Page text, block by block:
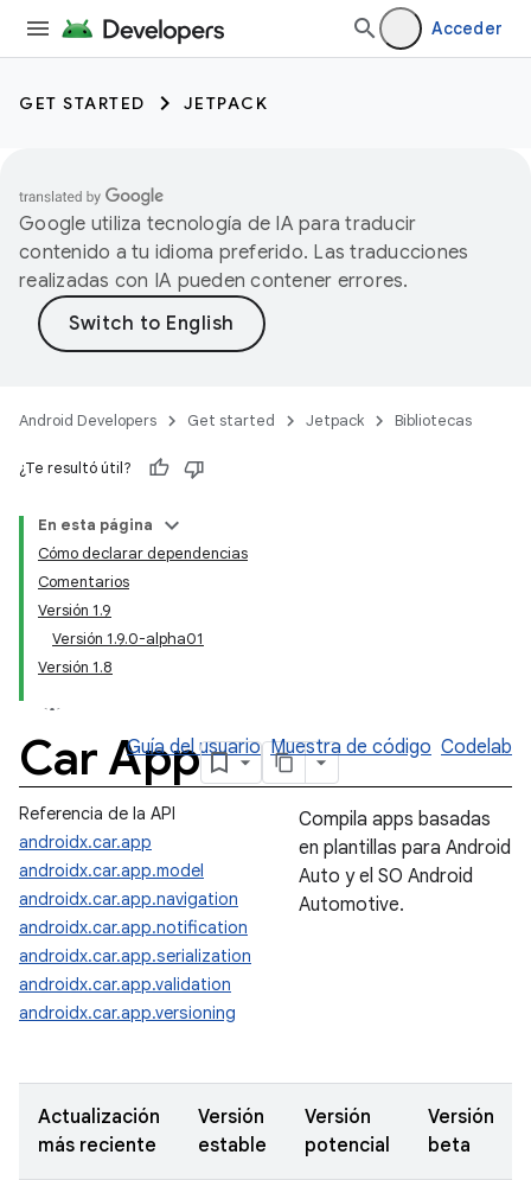
Acceder
GET STARTED JETPACK
Google utiliza tecnología de IA para traducir
contenido a tu idioma preferido. Las traducciones
realizadas con IA pueden contener errores.
Android Developers Get started Jetpack Bibliotecas
¿Te resultó útil?
En esta página
Cómo declarar dependencias
Comentarios
Versión 1.9
Versión 1.9.0-alpha01
Versión 1.8
Car App
Guía del usuario Muestra de código Codelab
Referencia de la API
androidx.car.app
androidx.car.app.model
androidx.car.app.navigation
androidx.car.app.notification
androidx.car.app.serialization
androidx.car.app.validation
androidx.car.app.versioning
Compila apps basadas
en plantillas para Android
Auto y el SO Android
Automotive.
Actualización
más reciente
Versión
estable
Versión
potencial
Versión
beta